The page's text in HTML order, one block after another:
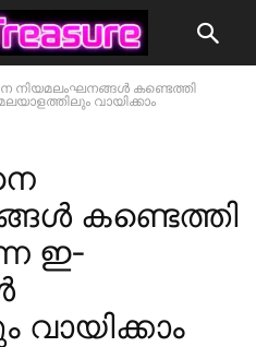
നിയമലംഘനങ്ങൾ കണ്ടെത്തി
വായിക്കാം
കണ്ടെത്തി
ഇ-
വായിക്കാം